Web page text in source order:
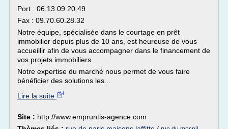
Port : 06.13.09.20.49
Fax : 09.70.60.28.32
Notre équipe, spécialisée dans le courtage en prêt
immobilier depuis plus de 10 ans, est heureuse de vous
accueillir afin de vous accompagner dans le financement de
vos projets immobiliers.
Notre expertise du marché nous permet de vous faire
bénéficier des solutions les...
Lire la suite
Site : http://www.empruntis-agence.com